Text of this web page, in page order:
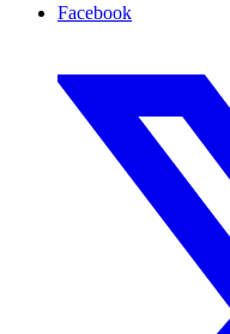
Facebook